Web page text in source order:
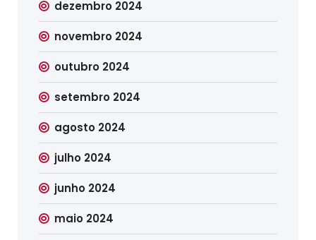
dezembro 2024
novembro 2024
outubro 2024
setembro 2024
agosto 2024
julho 2024
junho 2024
maio 2024